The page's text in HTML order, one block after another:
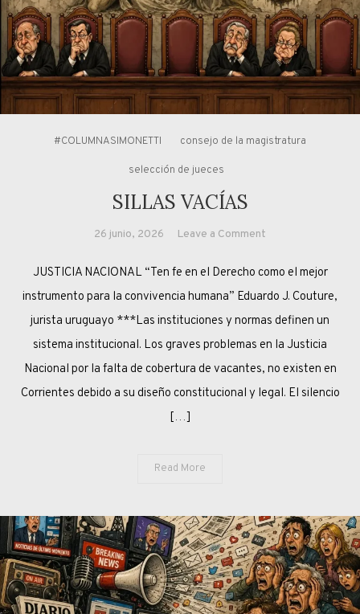
#COLUMNASIMONETTI consejo de la magistratura
selección de jueces
SILLAS VACÍAS
26 junio, 2026 Leave a Comment
VACÍAS
JUSTICIA NACIONAL “Ten fe en el Derecho como el mejor
instrumento para la convivencia humana” Eduardo J. Couture,
jurista uruguayo ***Las instituciones y normas definen un
sistema institucional. Los graves problemas en la Justicia
Nacional por la falta de cobertura de vacantes, no existen en
Corrientes debido a su diseño constitucional y legal. El silencio
[…]
Read More